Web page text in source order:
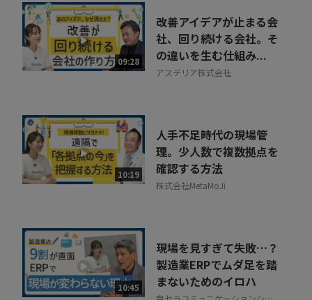
09:28
改善アイデアが止まる会
社、回り続ける会社。そ
の違いを生む仕組み...
アステリア株式会社
10:19
人手不足時代の現場管
理。少人数で複数拠点を
確認する方法
株式会社MetaMoJi
10:45
現場を見すぎて失敗…？
製造業ERPでムダ足を踏
まないためのイロハ